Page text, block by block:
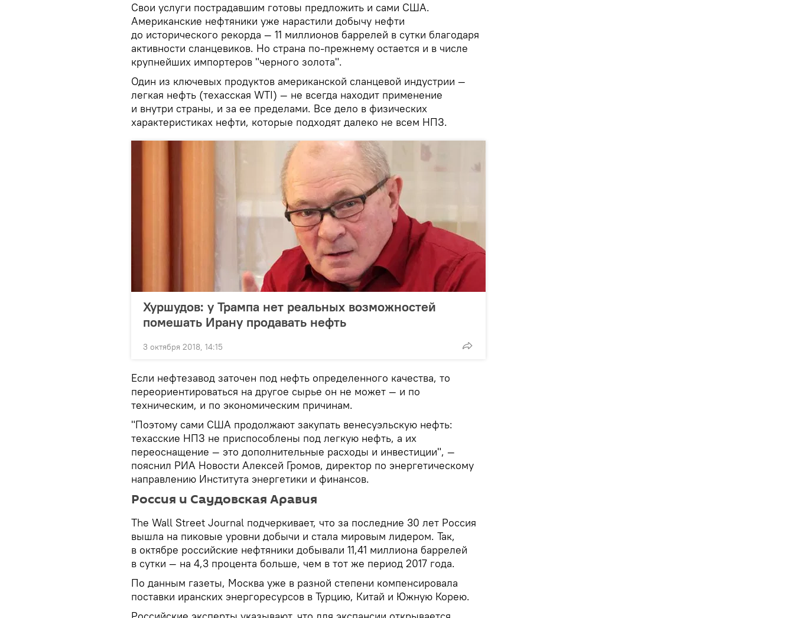
Свои услуги пострадавшим готовы предложить и сами США.
Американские нефтяники уже нарастили добычу нефти
до исторического рекорда — 11 миллионов баррелей в сутки благодаря
активности сланцевиков. Но страна по-прежнему остается и в числе
крупнейших импортеров "черного золота".
Один из ключевых продуктов американской сланцевой индустрии —
легкая нефть (техасская WTI) — не всегда находит применение
и внутри страны, и за ее пределами. Все дело в физических
характеристиках нефти, которые подходят далеко не всем НПЗ.
Хуршудов: у Трампа нет реальных возможностей
помешать Ирану продавать нефть
3 октября 2018, 14:15
Если нефтезавод заточен под нефть определенного качества, то
переориентироваться на другое сырье он не может — и по
техническим, и по экономическим причинам.
"Поэтому сами США продолжают закупать венесуэльскую нефть:
техасские НПЗ не приспособлены под легкую нефть, а их
переоснащение — это дополнительные расходы и инвестиции", —
пояснил РИА Новости Алексей Громов, директор по энергетическому
направлению Института энергетики и финансов.
Россия и Саудовская Аравия
The Wall Street Journal подчеркивает, что за последние 30 лет Россия
вышла на пиковые уровни добычи и стала мировым лидером. Так,
в октябре российские нефтяники добывали 11,41 миллиона баррелей
в сутки — на 4,3 процента больше, чем в тот же период 2017 года.
По данным газеты, Москва уже в разной степени компенсировала
поставки иранских энергоресурсов в Турцию, Китай и Южную Корею.